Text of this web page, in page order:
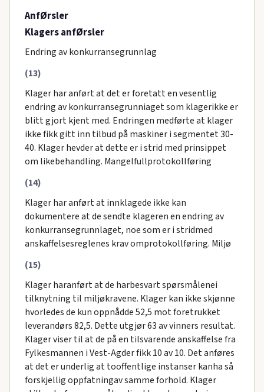
AnfØrsler
Klagers anfØrsler
Endring av konkurransegrunnlag
(13)
Klager har anført at det er foretatt en vesentlig
endring av konkurransegrunniaget som klagerikke er
blitt gjort kjent med. Endringen medførte at klager
ikke fikk gitt inn tilbud på maskiner i segmentet 30-
40. Klager hevder at dette er i strid med prinsippet
om likebehandling. Mangelfullprotokollføring
(14)
Klager har anført at innklagede ikke kan
dokumentere at de sendte klageren en endring av
konkurransegrunnlaget, noe som er i stridmed
anskaffelsesreglenes krav omprotokollføring. Miljø
(15)
Klager haranført at de harbesvart spørsmålenei
tilknytning til miljøkravene. Klager kan ikke skjønne
hvorledes de kun oppnådde 52,5 mot foretrukket
leverandørs 82,5. Dette utgjør 63 av vinners resultat.
Klager viser til at de på en tilsvarende anskaffelse fra
Fylkesmannen i Vest-Agder fikk 10 av 10. Det anføres
at det er underlig at tooffentlige instanser kanha så
forskjellig oppfatningav samme forhold. Klager